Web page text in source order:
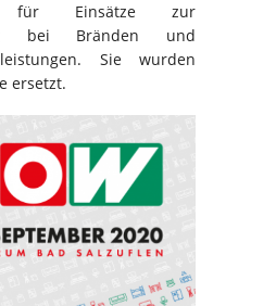
Einsätze zur
bei Bränden und
Sie wurden
ersetzt.